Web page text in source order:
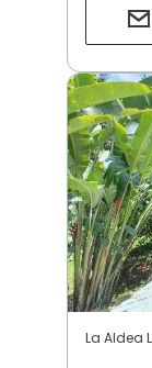
La Aldea